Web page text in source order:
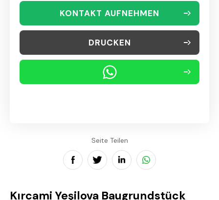
KONTAKT AUFNEHMEN
DRUCKEN
Seite Teilen
Kırcami Yeşilova Baugrundstück